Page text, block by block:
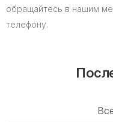
обращайтесь в нашим
телефону.